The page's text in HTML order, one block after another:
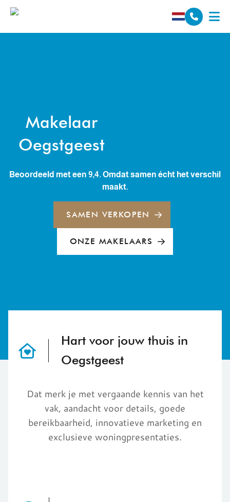
Spring naar inhoud
Makelaar
Oegstgeest
Beoordeeld met een 9,4. Omdat samen écht het verschil
maakt.
SAMEN VERKOPEN
ONZE MAKELAARS
Hart voor jouw thuis in
Oegstgeest
Dat merk je met vergaande kennis van het
vak, aandacht voor details, goede
bereikbaarheid, innovatieve marketing en
exclusieve woningpresentaties.